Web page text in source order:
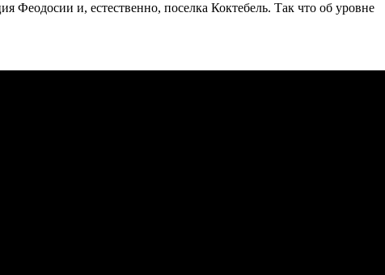
Феодосии и, естественно, поселка Коктебель. Так что об уровне